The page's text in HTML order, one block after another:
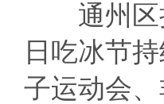
通州区持
日吃冰节
子运动会